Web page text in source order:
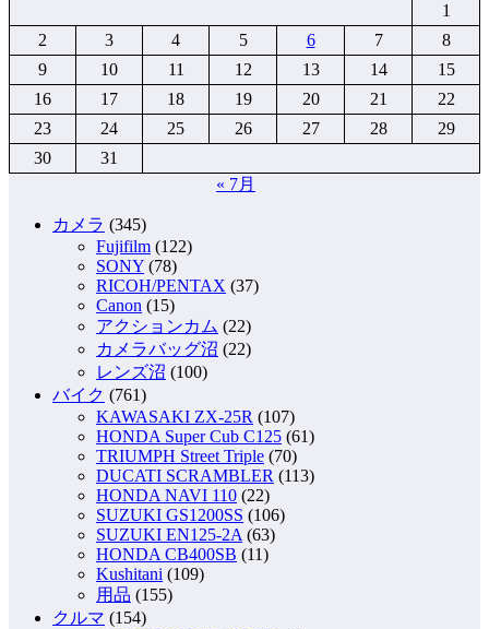
1
2
3 4 5 6 7
8
9
10 11 12 13 14
15
16
17 18 19 20 21
22
23
24 25 26 27 28
29
30
31
« 7月
カメラ (345)
Fujifilm (122)
SONY (78)
RICOH/PENTAX (37)
Canon (15)
アクションカム (22)
カメラバッグ沼 (22)
レンズ沼 (100)
バイク (761)
KAWASAKI ZX-25R (107)
HONDA Super Cub C125 (61)
TRIUMPH Street Triple (70)
DUCATI SCRAMBLER (113)
HONDA NAVI 110 (22)
SUZUKI GS1200SS (106)
SUZUKI EN125-2A (63)
HONDA CB400SB (11)
Kushitani (109)
用品 (155)
クルマ (154)